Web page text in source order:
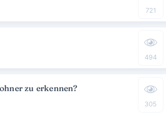
721
494
305
zu erkennen?